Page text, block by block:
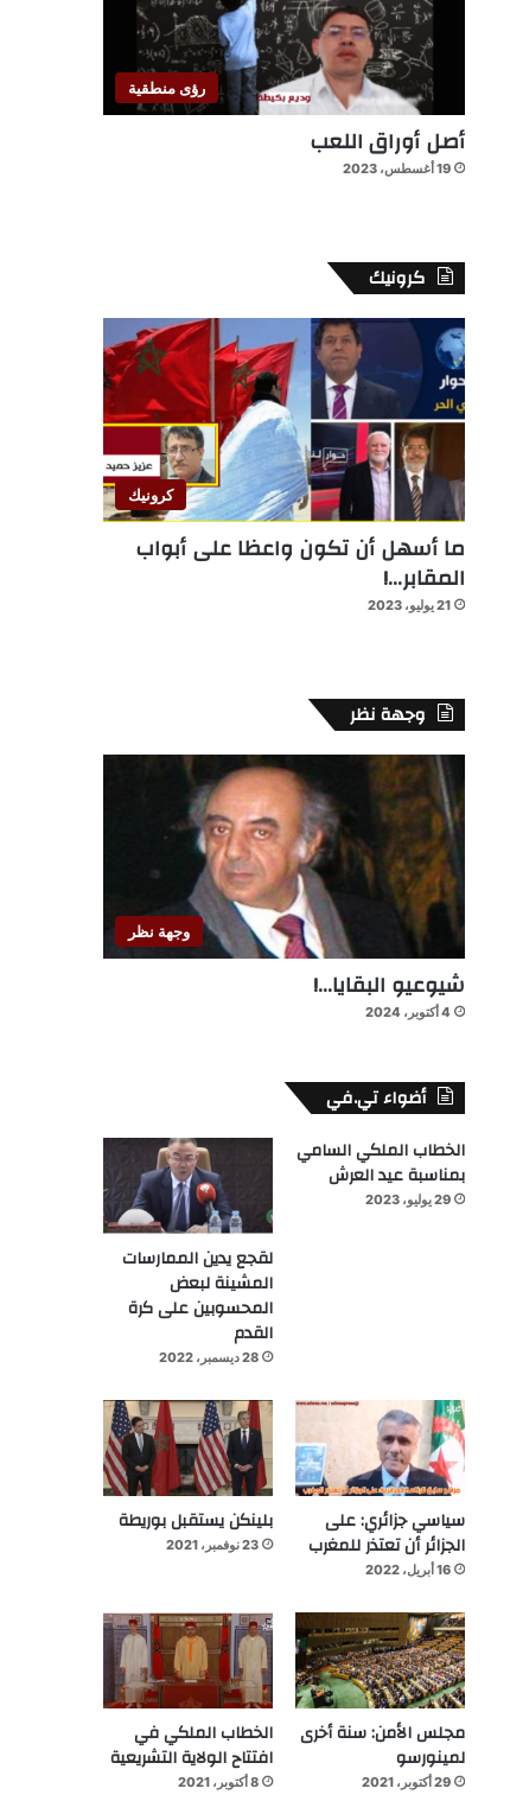
رؤى منطقية
أصل أوراق اللعب
19 أغسطس، 2023
كرونيك
كرونيك
ما أسهل أن تكون واعظا على أبواب
المقابر…!
21 يوليو، 2023
وجهة نظر
وجهة نظر
شيوعيو البقايا…!
4 أكتوبر، 2024
أضواء تي.في
الخطاب الملكي السامي
بمناسبة عيد العرش
29 يوليو، 2023
لقجع يدين الممارسات
المشينة لبعض
المحسوبين على كرة
القدم
28 ديسمبر، 2022
سياسي جزائري: على
الجزائر أن تعتذر للمغرب
16 أبريل، 2022
بلينكن يستقبل بوريطة
23 نوفمبر، 2021
مجلس الأمن: سنة أخرى
لمينورسو
29 أكتوبر، 2021
الخطاب الملكي في
افتتاح الولاية التشريعية
8 أكتوبر، 2021